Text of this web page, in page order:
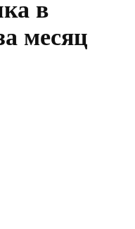
в
месяц